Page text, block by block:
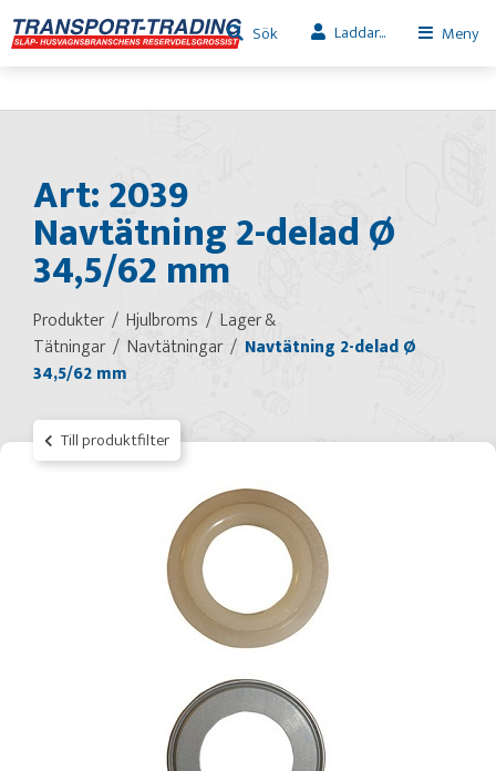
Sök Laddar... Meny
Art: 2039
Navtätning 2-delad Ø
34,5/62 mm
Produkter Hjulbroms
Lager &
Tätningar
Navtätningar
Navtätning 2-delad Ø
34,5/62 mm
Till produktfilter